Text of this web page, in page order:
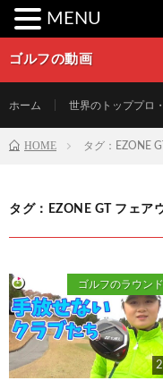
ゴルフの動画
ホーム 世界のトッププロ
HOME タグ：EZONE
タグ：EZONE GT フェア
ゴルフのラウン
MENU